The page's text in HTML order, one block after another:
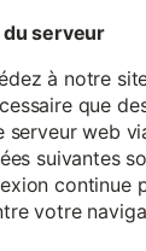
serveur
à notre
que
serveur web
suivantes
continue
votre